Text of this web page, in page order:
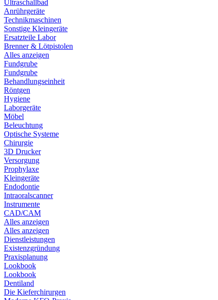
Ultraschallbad
Anrührgeräte
Technikmaschinen
Sonstige Kleingeräte
Ersatzteile Labor
Brenner & Lötpistolen
Alles anzeigen
Fundgrube
Fundgrube
Behandlungseinheit
Röntgen
Hygiene
Laborgeräte
Möbel
Beleuchtung
Optische Systeme
Chirurgie
3D Drucker
Versorgung
Prophylaxe
Kleingeräte
Endodontie
Intraoralscanner
Instrumente
CAD/CAM
Alles anzeigen
Alles anzeigen
Dienstleistungen
Existenzgründung
Praxisplanung
Lookbook
Lookbook
Dentiland
Die Kieferchirurgen